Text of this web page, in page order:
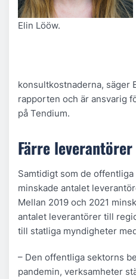
Elin Lööw.
konsultkostnaderna, säger
rapporten och är ansvarig
på Tendium.
Färre leverantörer
Samtidigt som de
minskade antalet
Mellan 2019 och 2021
antalet leverantörer till
till statliga myndigheter
– Den offentliga sektorns
pandemin, verksamheter